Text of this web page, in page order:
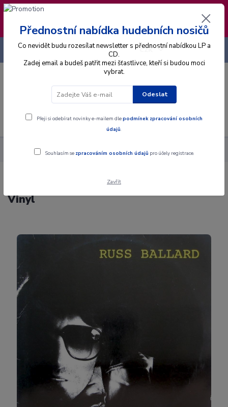
❣️ Od 4.8. do 13.8. čerpám dovolenou. Datum
expedice objednávek se posouvá na pátek
14.8.2026 🐋
Menu
CZK
+420 725 736 293
Alba Gramodesky Russ Ballard - Russ Ballard - LP / Vinyl
Russ Ballard - Russ Ballard - LP /
Vinyl
Přednostní nabídka hudebních nosičů
Co nevidět budu rozesílat newsletter s přednostní nabídkou LP a
CD.
Zadej email a budeš patřit mezi šťastlivce, kteří si budou moci
vybrat.
Odeslat
Přeji si odebírat novinky e-mailem dlepodmínek zpracování osobních
údajů.
Souhlasím se zpracováním osobních údajů pro účely registrace.
Zavřít